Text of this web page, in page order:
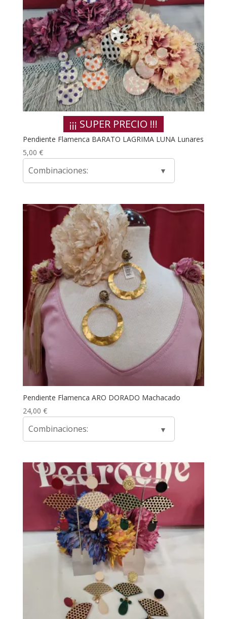
¡¡¡ SUPER PRECIO !!!
Pendiente Flamenca BARATO LAGRIMA LUNA Lunares
5,00 €
Combinaciones:
Pendiente Flamenca ARO DORADO Machacado
24,00 €
Combinaciones: